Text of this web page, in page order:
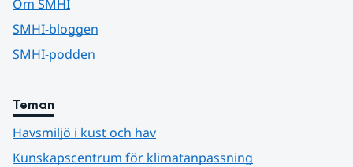
Om SMHI
SMHI-bloggen
SMHI-podden
Teman
Havsmiljö i kust och hav
Kunskapscentrum för klimatanpassning